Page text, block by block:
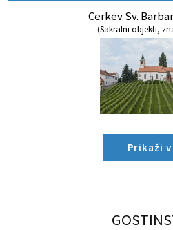
Cerkev Sv.
(Sakralni objekti,
Prikaži